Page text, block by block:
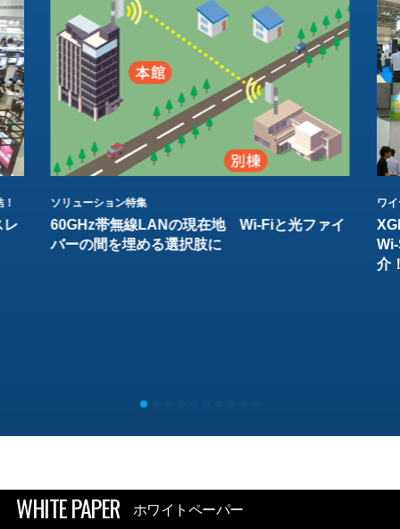
レ
ソリューション特集
60GHz帯無線LANの現在地 Wi-Fiと光ファイ
バーの間を埋める選択肢に
ワ
介
WHITE PAPER ホワイトペーパー